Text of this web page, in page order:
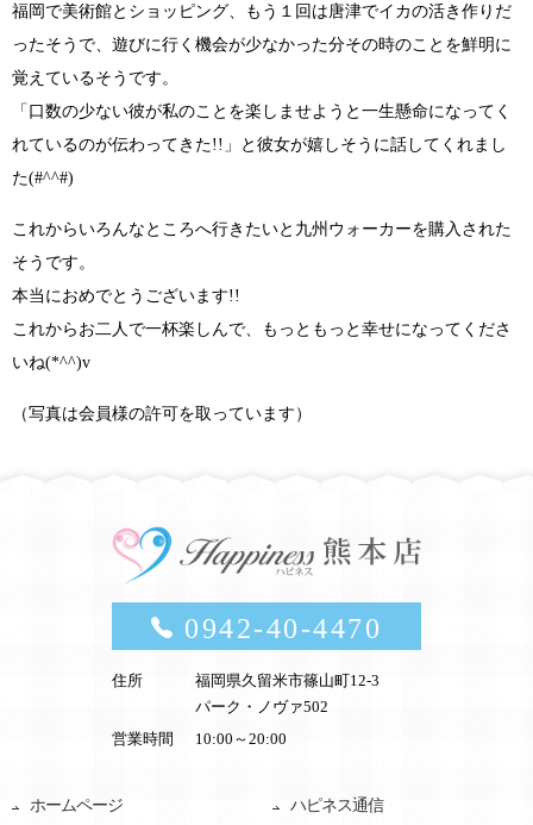
福岡で美術館とショッピング、もう１回は唐津でイカの活き作りだ
ったそうで、遊びに行く機会が少なかった分その時のことを鮮明に
覚えているそうです。
「口数の少ない彼が私のことを楽しませようと一生懸命になってく
れているのが伝わってきた!!」
と彼女が嬉しそうに話してくれまし
た(#^^#)
これからいろんなところへ行きたいと九州ウォーカーを購入された
そうです。
本当におめでとうございます!!
これからお二人で一杯楽しんで、もっともっと幸せになってくださ
いね(*^^)v
（写真は会員様の許可を取っています）
0942-40-4470
住所
福岡県久留米市篠山町12-3
パーク・ノヴァ502
営業時間
10:00～20:00
ホームページ ハピネス通信